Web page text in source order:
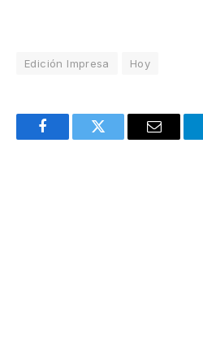
Edición Impresa Hoy
FacebookTwitter Email